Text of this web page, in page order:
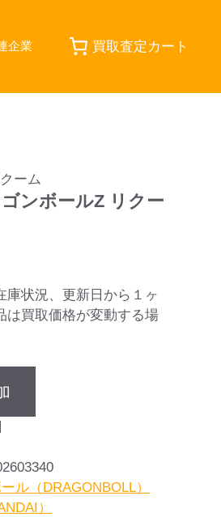
企業 買取査定カート
ーム
ンボールZ リクー
状況、更新日から１ヶ
は買取価格が変動する場
ル（DRAGONBOLL）
）